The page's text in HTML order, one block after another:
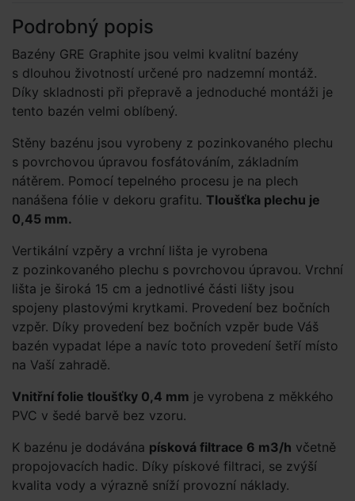
Podrobný popis
Bazény GRE Graphite jsou velmi kvalitní bazény
s dlouhou životností určené pro nadzemní montáž.
Díky skladnosti při přepravě a jednoduché montáži je
tento bazén velmi oblíbený.
Stěny bazénu jsou vyrobeny z pozinkovaného plechu
s povrchovou úpravou fosfátováním, základním
nátěrem. Pomocí tepelného procesu je na plech
nanášena fólie v dekoru grafitu. Tloušťka plechu je
0,45 mm.
Vertikální vzpěry a vrchní lišta je vyrobena
z pozinkovaného plechu s povrchovou úpravou. Vrchní
lišta je široká 15 cm a jednotlivé části lišty jsou
spojeny plastovými krytkami. Provedení bez bočních
vzpěr. Díky provedení bez bočních vzpěr bude Váš
bazén vypadat lépe a navíc toto provedení šetří místo
na Vaší zahradě.
Vnitřní folie tloušťky 0,4 mm je vyrobena z měkkého
PVC v šedé barvě bez vzoru.
K bazénu je dodávána písková filtrace 6 m3/h včetně
propojovacích hadic. Díky pískové filtraci, se zvýší
kvalita vody a výrazně sníží provozní náklady.